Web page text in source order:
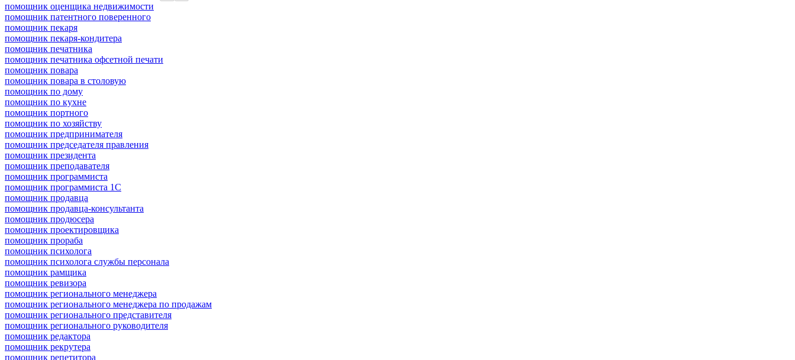
помощник оценщика недвижимости
помощник патентного поверенного
помощник пекаря
помощник пекаря-кондитера
помощник печатника
помощник печатника офсетной печати
помощник повара
помощник повара в столовую
помощник по дому
помощник по кухне
помощник портного
помощник по хозяйству
помощник предпринимателя
помощник председателя правления
помощник президента
помощник преподавателя
помощник программиста
помощник программиста 1С
помощник продавца
помощник продавца-консультанта
помощник продюсера
помощник проектировщика
помощник прораба
помощник психолога
помощник психолога службы персонала
помощник рамщика
помощник ревизора
помощник регионального менеджера
помощник регионального менеджера по продажам
помощник регионального представителя
помощник регионального руководителя
помощник редактора
помощник рекрутера
помощник репетитора